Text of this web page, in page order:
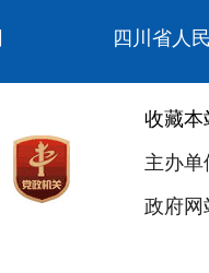
四川省人
收藏本
主办
政府网